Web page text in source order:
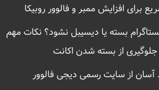
برای افزایش ممبر و فالوور روبیکا
بسته یا دیسیبل نشود؟ نکات مهم
جلوگیری از بسته شدن اکانت
آسان از سایت رسمی دیجی فالوور